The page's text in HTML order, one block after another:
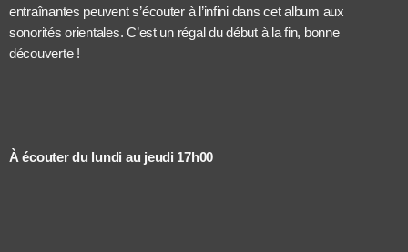
entraînantes peuvent s’écouter à l’infini dans cet album aux
sonorités orientales. C’est un régal du début à la fin, bonne
découverte !
À écouter du lundi au jeudi 17h00